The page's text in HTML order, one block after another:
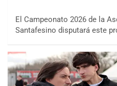
El Campeonato 2026 de la
Santafesino disputará este